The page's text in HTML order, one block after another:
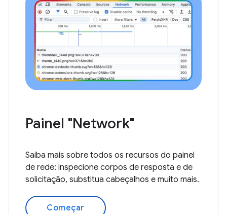
Painel "Network"
Saiba mais sobre todos os recursos do painel
de rede: inspecione corpos de resposta e de
solicitação, substitua cabeçalhos e muito mais.
Começar